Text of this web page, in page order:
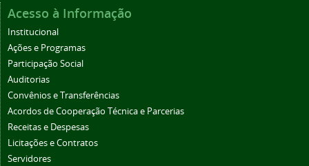
Acesso à Informação
Institucional
Ações e Programas
Participação Social
Auditorias
Convênios e Transferências
Acordos de Cooperação Técnica e Parcerias
Receitas e Despesas
Licitações e Contratos
Servidores